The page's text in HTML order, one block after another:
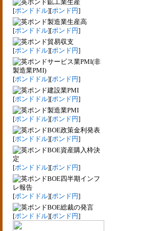
鉱工業生産
[ポンドドル][ポンド円]
製造業生産高
[ポンドドル][ポンド円]
貿易収支
[ポンドドル][ポンド円]
サービス業PMI(非
製造業PMI)
[ポンドドル][ポンド円]
建設業PMI
[ポンドドル][ポンド円]
製造業PMI
[ポンドドル][ポンド円]
BOE政策金利発表
[ポンドドル][ポンド円]
BOE資産購入枠決
定
[ポンドドル][ポンド円]
BOE四半期インフ
レ報告
[ポンドドル][ポンド円]
BOE総裁の発言
[ポンドドル][ポンド円]